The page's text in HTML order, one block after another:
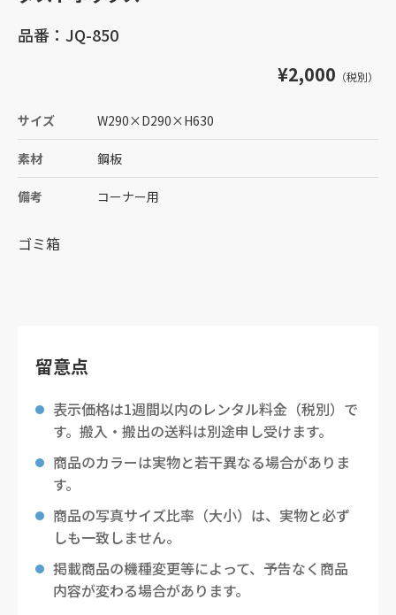
品番：JQ-850
¥2,000 （税別）
サイズ W290×D290×H630
素材 鋼板
備考 コーナー用
ゴミ箱
留意点
表示価格は1週間以内のレンタル料金（税別）で
す。搬入・搬出の送料は別途申し受けます。
商品のカラーは実物と若干異なる場合がありま
す。
商品の写真サイズ比率（大小）は、実物と必ず
しも一致しません。
掲載商品の機種変更等によって、予告なく商品
内容が変わる場合があります。